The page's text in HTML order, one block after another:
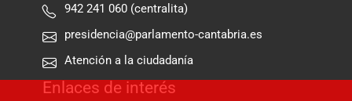
942 241 060 (centralita)
presidencia@parlamento-cantabria.es
Atención a la ciudadanía
Enlaces de interés